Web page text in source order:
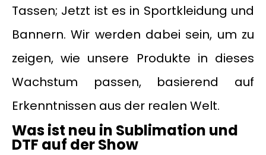
Tassen; Jetzt ist es in Sportkleidung und
Bannern. Wir werden dabei sein, um zu
zeigen, wie unsere Produkte in dieses
Wachstum passen, basierend auf
Erkenntnissen aus der realen Welt.
Was ist neu in Sublimation und
DTF auf der Show